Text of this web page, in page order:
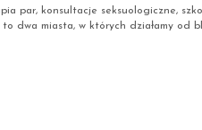
par, konsultacje seksuologiczne,
dwa miasta, w których działamy od